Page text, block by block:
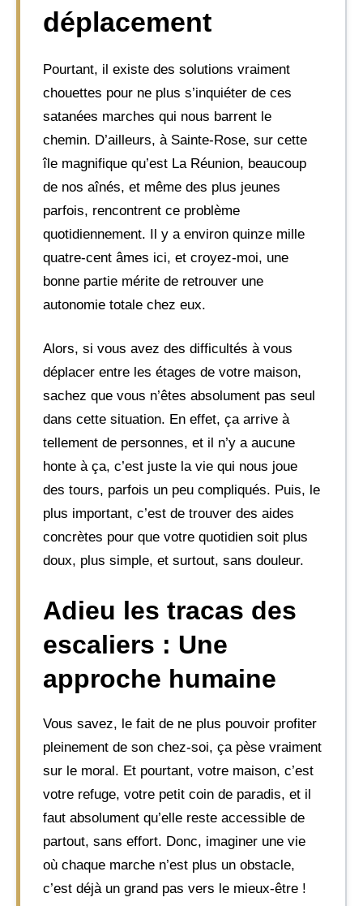
déplacement
Pourtant, il existe des solutions vraiment
chouettes pour ne plus s’inquiéter de ces
satanées marches qui nous barrent le
chemin. D’ailleurs, à Sainte-Rose, sur cette
île magnifique qu’est La Réunion, beaucoup
de nos aînés, et même des plus jeunes
parfois, rencontrent ce problème
quotidiennement. Il y a environ quinze mille
quatre-cent âmes ici, et croyez-moi, une
bonne partie mérite de retrouver une
autonomie totale chez eux.
Alors, si vous avez des difficultés à vous
déplacer entre les étages de votre maison,
sachez que vous n’êtes absolument pas seul
dans cette situation. En effet, ça arrive à
tellement de personnes, et il n’y a aucune
honte à ça, c’est juste la vie qui nous joue
des tours, parfois un peu compliqués. Puis, le
plus important, c’est de trouver des aides
concrètes pour que votre quotidien soit plus
doux, plus simple, et surtout, sans douleur.
Adieu les tracas des
escaliers : Une
approche humaine
Vous savez, le fait de ne plus pouvoir profiter
pleinement de son chez-soi, ça pèse vraiment
sur le moral. Et pourtant, votre maison, c’est
votre refuge, votre petit coin de paradis, et il
faut absolument qu’elle reste accessible de
partout, sans effort. Donc, imaginer une vie
où chaque marche n’est plus un obstacle,
c’est déjà un grand pas vers le mieux-être !